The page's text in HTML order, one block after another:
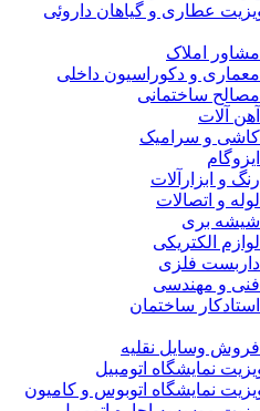
عطاری و گیاهان داروئی
املاک
و دکوراسیون داخلی
ساختمانی
آلات
و سرامیک
و ابزارآلات
و اتصالات
بری
الکتریکی
فلزی
و مهندسی
ساختمان
وسایل نقلیه
نمایشگاه اتومبیل
نمایشگاه اتوبوس و کامیون